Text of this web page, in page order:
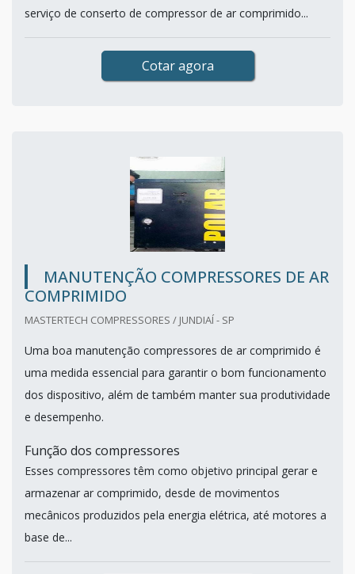
serviço de conserto de compressor de ar comprimido...
Cotar agora
MANUTENÇÃO COMPRESSORES DE AR
COMPRIMIDO
MASTERTECH COMPRESSORES / JUNDIAÍ - SP
Uma boa manutenção compressores de ar comprimido é
uma medida essencial para garantir o bom funcionamento
dos dispositivo, além de também manter sua produtividade
e desempenho.
Função dos compressores
Esses compressores têm como objetivo principal gerar e
armazenar ar comprimido, desde de movimentos
mecânicos produzidos pela energia elétrica, até motores a
base de...